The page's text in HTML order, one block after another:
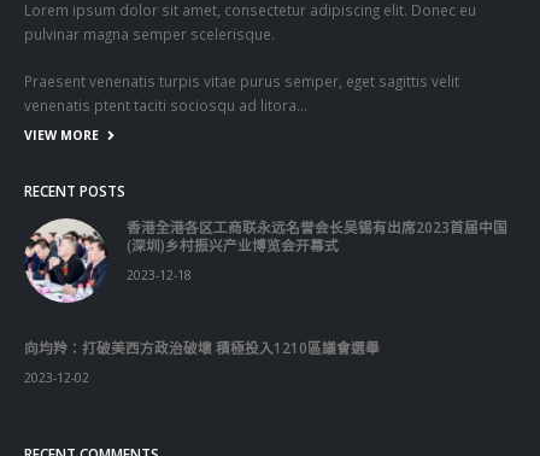
Lorem ipsum dolor sit amet, consectetur adipiscing elit. Donec eu
pulvinar magna semper scelerisque.
Praesent venenatis turpis vitae purus semper, eget sagittis velit
venenatis ptent taciti sociosqu ad litora…
VIEW MORE
RECENT POSTS
香港全港各区工商联永远名誉会长吴锡有出席2023首届中国
(深圳)乡村振兴产业博览会开幕式
2023-12-18
向均羚：打破美西方政治破壞 積極投入1210區議會選舉
2023-12-02